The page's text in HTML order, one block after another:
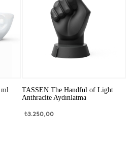
ml
TASSEN The Handful of Light
Anthracite Aydınlatma
₺3.250,00